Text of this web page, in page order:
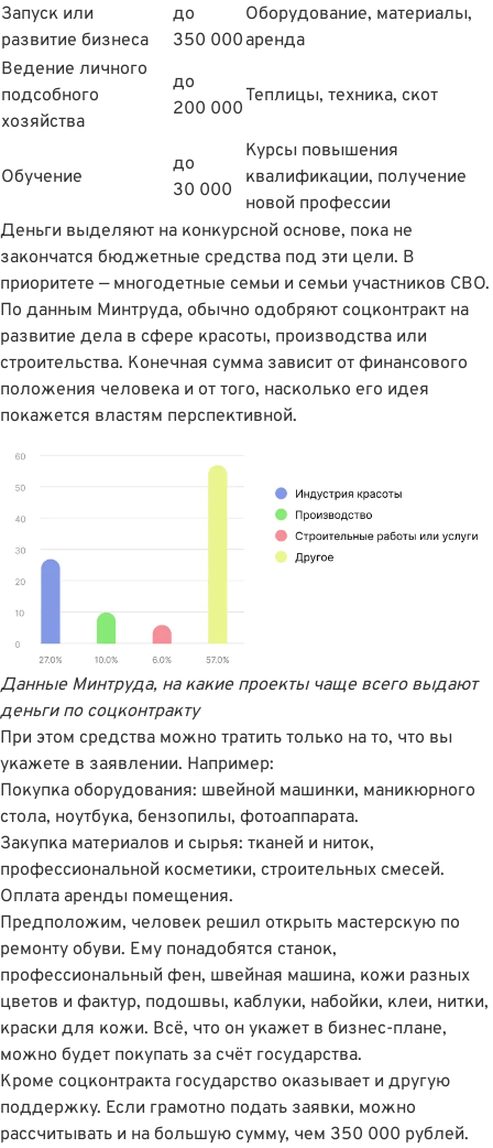
Запуск или
развитие бизнеса
до
350 000
Оборудование, материалы,
аренда
Ведение личного
подсобного
хозяйства
до
200 000
Теплицы, техника, скот
Обучение
до
30 000
Курсы повышения
квалификации, получение
новой профессии
Деньги выделяют на конкурсной основе, пока не
закончатся бюджетные средства под эти цели. В
приоритете — многодетные семьи и семьи участников СВО.
По данным Минтруда, обычно одобряют соцконтракт на
развитие дела в сфере красоты, производства или
строительства. Конечная сумма зависит от финансового
положения человека и от того, насколько его идея
покажется властям перспективной.
Данные Минтруда, на какие проекты чаще всего выдают
деньги по соцконтракту
При этом средства можно тратить только на то, что вы
укажете в заявлении. Например:
Покупка оборудования: швейной машинки, маникюрного
стола, ноутбука, бензопилы, фотоаппарата.
Закупка материалов и сырья: тканей и ниток,
профессиональной косметики, строительных смесей.
Оплата аренды помещения.
Предположим, человек решил открыть мастерскую по
ремонту обуви. Ему понадобятся станок,
профессиональный фен, швейная машина, кожи разных
цветов и фактур, подошвы, каблуки, набойки, клеи, нитки,
краски для кожи. Всё, что он укажет в бизнес-плане,
можно будет покупать за счёт государства.
Кроме соцконтракта государство оказывает и другую
поддержку. Если грамотно подать заявки, можно
рассчитывать и на большую сумму, чем 350 000 рублей.